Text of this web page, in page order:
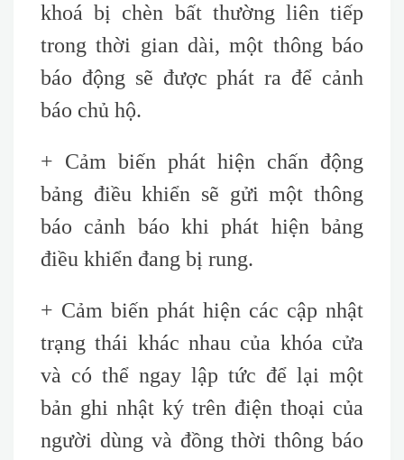
khoá bị chèn bất thường liên tiếp
trong thời gian dài, một thông báo
báo động sẽ được phát ra để cảnh
báo chủ hộ.
+ Cảm biến phát hiện chấn động
bảng điều khiển sẽ gửi một thông
báo cảnh báo khi phát hiện bảng
điều khiển đang bị rung.
+ Cảm biến phát hiện các cập nhật
trạng thái khác nhau của khóa cửa
và có thể ngay lập tức để lại một
bản ghi nhật ký trên điện thoại của
người dùng và đồng thời thông báo